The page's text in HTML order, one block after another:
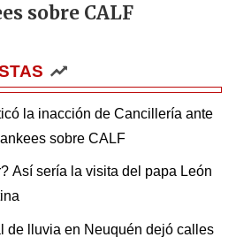
sobre CALF
la inacción de Cancillería ante
sobre CALF
Así sería la visita del papa León
de lluvia en Neuquén dejó calles